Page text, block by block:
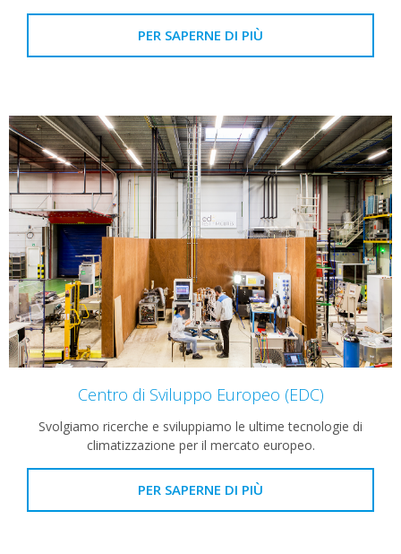
PER SAPERNE DI PIÙ
Centro di Sviluppo Europeo (EDC)
Svolgiamo ricerche e sviluppiamo le ultime tecnologie di
climatizzazione per il mercato europeo.
PER SAPERNE DI PIÙ